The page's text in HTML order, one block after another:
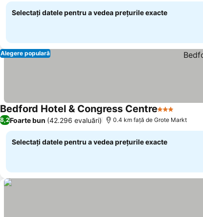
Selectați datele pentru a vedea prețurile exacte
Alegere populară
Bedford Hotel & Congress Centre3 Stele
8,2Foarte bun (42.296 evaluări) 0.4 km faţă de Grote Markt
Selectați datele pentru a vedea prețurile exacte